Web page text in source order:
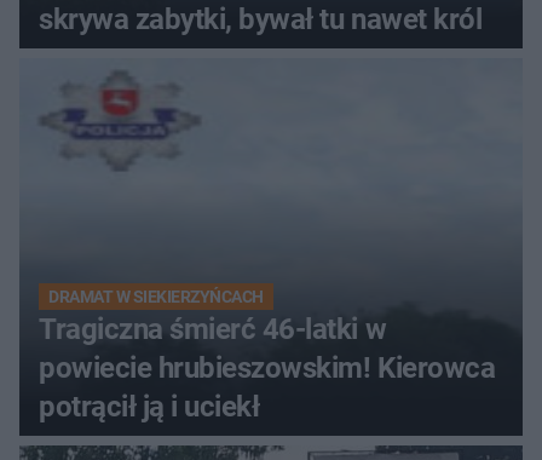
skrywa zabytki, bywał tu nawet król
DRAMAT W SIEKIERZYŃCACH
Tragiczna śmierć 46-latki w
powiecie hrubieszowskim! Kierowca
potrącił ją i uciekł